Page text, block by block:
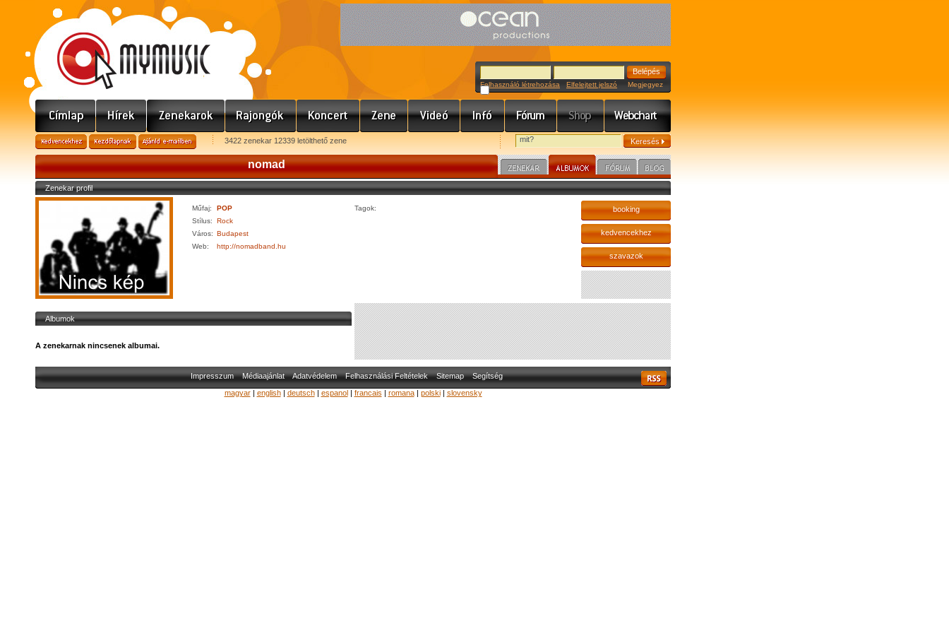
Felhasználó létrehozása Elfelejtett jelszó Megjegyez
3422 zenekar 12339 letölthető zene
nomad
Zenekar profil
Műfaj:
POP
Stílus:
Rock
Város: Budapest
Web:
http://nomadband.hu
Tagok: booking
kedvencekhez
szavazok
Albumok
A zenekarnak nincsenek albumai.
Impresszum Médiaajánlat Adatvédelem Felhasználási Feltételek Sitemap
Segítség
magyar| english| deutsch| espanol francais romana| polski| slovensky